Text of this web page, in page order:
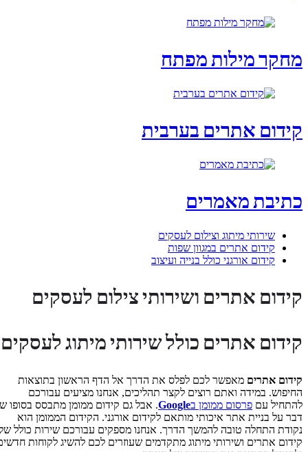
מחקר מילות מפתח
קידום אתרים בערבית
כתיבת מאמרים
שירותי מיתוג וצילום לעסקים
קידום אתרים במגוון שפות
קידום אורגני כולל בנייה ועיצוב
קידום אתרים ושירותי צילום לעסקים
קידום אתרים כולל שירותי מיתוג לעסקים
קידום אתריםמאפשר לכם לפלס את הדרך אל הדף הראשון בתוצאות
החיפוש. במידה ואתם רוצים לקצר תהליכים, אנחנו מציעים עבורכם
להתחיל עםפרסום ממומן ב Google. אבל גם קידום ממומן מתבסס בסופו של
דבר על בניית אתר איכותי מותאם לקידום אורגני. הקידום הממומן הוא
נקודת התחלה טובה להמשך הדרך. אנחנו מספקים עבורכם שירות כולל של
קידום אתרים ושירותי מיתוג מתקדמים שעוזרים לכם להשיג לקוחות חדשים